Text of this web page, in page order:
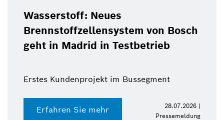
Wasserstoff: Neues
Brennstoffzellensystem von Bosch
geht in Madrid in Testbetrieb
Erstes Kundenprojekt im Bussegment
Erfahren Sie mehr
28.07.2026 |
Pressemeldung